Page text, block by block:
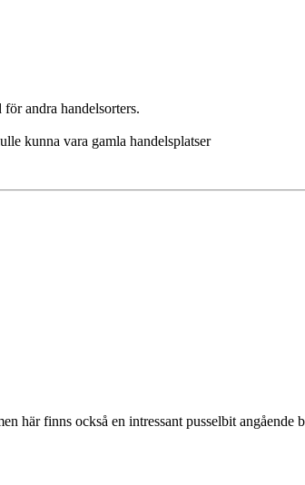
andra handelsorters.
kunna vara gamla handelsplatser
här finns också en intressant pusselbit angående